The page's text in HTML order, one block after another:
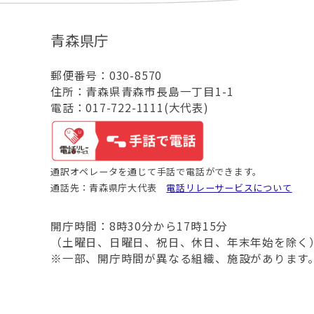
青森県庁
郵便番号：030-8570
住所：青森県青森市長島一丁目1-1
電話：017-722-1111(大代表)
通訳オペレータを通じて手話で電話ができます。
通話先：青森県庁大代表 電話リレーサービスについて
開庁時間：8時30分から17時15分
（土曜日、日曜日、祝日、休日、年末年始を除く
※一部、開庁時間が異なる組織、施設があります